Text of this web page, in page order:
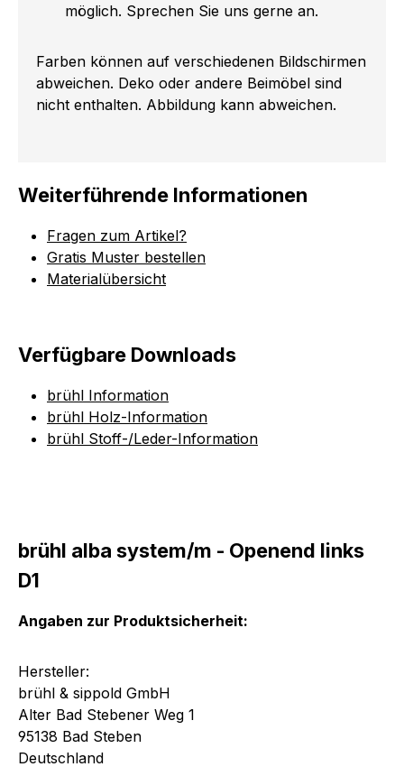
möglich. Sprechen Sie uns gerne an.
Farben können auf verschiedenen Bildschirmen
abweichen. Deko oder andere Beimöbel sind
nicht enthalten. Abbildung kann abweichen.
Weiterführende Informationen
Fragen zum Artikel?
Gratis Muster bestellen
Materialübersicht
Verfügbare Downloads
brühl Information
brühl Holz-Information
brühl Stoff-/Leder-Information
brühl alba system/m - Openend links
D1
Angaben zur Produktsicherheit:
Hersteller:
brühl & sippold GmbH
Alter Bad Stebener Weg 1
95138 Bad Steben
Deutschland